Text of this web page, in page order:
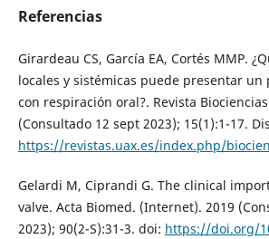
Referencias
Girardeau CS, García EA, Cortés MMP.
locales y sistémicas puede presentar
con respiración oral?. Revista
(Consultado 12 sept 2023); 15(1):1-17.
https://revistas.uax.es/index.php/
Gelardi M, Ciprandi G. The clinical
valve. Acta Biomed. (Internet). 2019
2023); 90(2-S):31-3. doi: https://doi.org/